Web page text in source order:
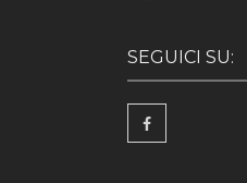
SEGUICI SU: